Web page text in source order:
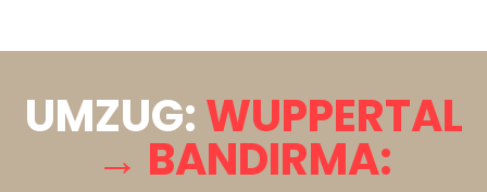
UMZUG:WUPPERTAL
→ BANDIRMA: